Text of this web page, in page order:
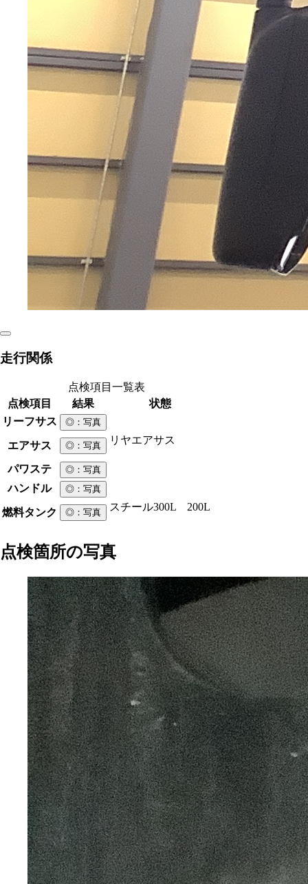
走行関係
点検項目一覧表
点検項目
結果
状態
リーフサス
◎ ：写真
エアサス ◎ ：写真 リヤエアサス
パワステ ◎ ：写真
ハンドル ◎ ：写真
燃料タンク ◎ ：写真 スチール300L 200L
点検箇所の写真